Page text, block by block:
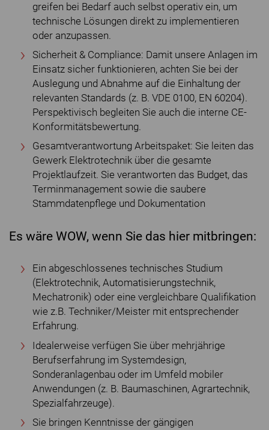
greifen bei Bedarf auch selbst operativ ein, um
technische Lösungen direkt zu implementieren
oder anzupassen.
Sicherheit & Compliance: Damit unsere Anlagen im
Einsatz sicher funktionieren, achten Sie bei der
Auslegung und Abnahme auf die Einhaltung der
relevanten Standards (z. B. VDE 0100, EN 60204).
Perspektivisch begleiten Sie auch die interne CE-
Konformitätsbewertung.
Gesamtverantwortung Arbeitspaket: Sie leiten das
Gewerk Elektrotechnik über die gesamte
Projektlaufzeit. Sie verantworten das Budget, das
Terminmanagement sowie die saubere
Stammdatenpflege und Dokumentation
Es wäre WOW, wenn Sie das hier mitbringen:
Ein abgeschlossenes technisches Studium
(Elektrotechnik, Automatisierungstechnik,
Mechatronik) oder eine vergleichbare Qualifikation
wie z.B. Techniker/Meister mit entsprechender
Erfahrung.
Idealerweise verfügen Sie über mehrjährige
Berufserfahrung im Systemdesign,
Sonderanlagenbau oder im Umfeld mobiler
Anwendungen (z. B. Baumaschinen, Agrartechnik,
Spezialfahrzeuge).
Sie bringen Kenntnisse der gängigen